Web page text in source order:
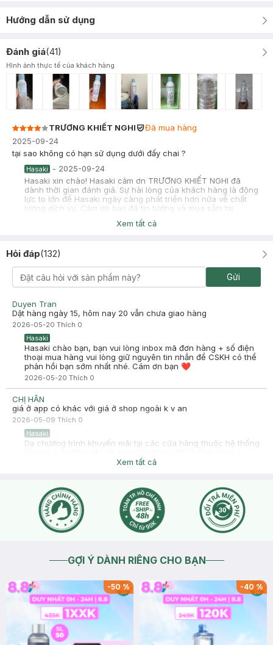
Hướng dẫn sử dụng
Đánh giá(41)
Hình ảnh thực tế của khách hàng
TRƯƠNG KHIẾT NGHI
Đã mua hàng
2025-09-24
tại sao không có hạn sử dụng dưới đấy chai ?
Hasaki - 2025-09-24
Hasaki xin chào! Hasaki cảm ơn TRƯƠNG KHIẾT NGHI đã
dành thời gian đánh giá. Sự hài lòng của khách hàng là động
lực to lớn để Hasaki ngày càng phát triển hơn nữa về chất
lượng dịch vụ. Cảm ơn bạn đã tin tưởng và mua sắm tại
Phạm Uyên My
Đã mua hàng
2025-07-26
Hasaki -2025-07-26
Hasaki xin chào! Hasaki cảm ơn Phạm Uyên My đã dành thời
gian đánh giá. Sự hài lòng của khách hàng là động lực to lớn
để Hasaki ngày càng phát triển hơn nữa về chất lượng dịch
vụ. Cảm ơn bạn đã tin tưởng và mua sắm tại Hasaki!
Xem tất cả
Hỏi đáp(132)
Gửi
Duyen Tran
Dặt hàng ngày 15, hôm nay 20 vẫn chưa giao hàng
2026-05-20 Thích 0
Hasaki
Hasaki chào bạn, bạn vui lòng inbox mã đơn hàng + số điện
thoại mua hàng vui lòng giữ nguyên tin nhắn để CSKH có thể
phản hồi bạn sớm nhất nhé. Cám ơn bạn ❤
2026-05-20 Thích 0
CHỊ HÂN
giá ở app có khác với giá ở shop ngoài k v an
2026-05-09 Thích 0
Hasaki
Dạ chương trình khuyến mãi tại các cửa hàng thuộc hệ thống
Xem tất cả
GỢI Ý DÀNH RIÊNG CHO BẠN
-50% -40%